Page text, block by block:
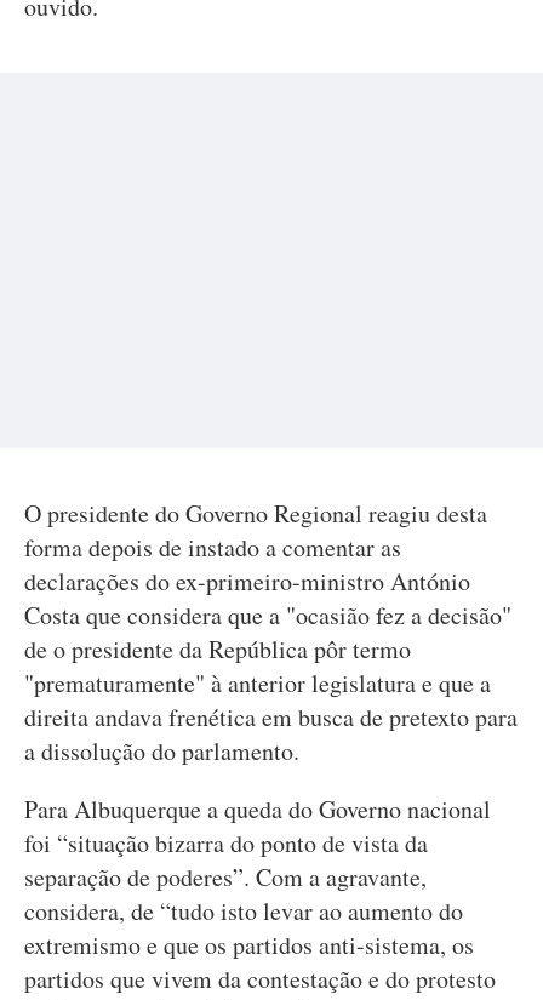
ouvido.
O presidente do Governo Regional reagiu desta
forma depois de instado a comentar as
declarações do ex-primeiro-ministro António
Costa que considera que a "ocasião fez a decisão"
de o presidente da República pôr termo
"prematuramente" à anterior legislatura e que a
direita andava frenética em busca de pretexto para
a dissolução do parlamento.
Para Albuquerque a queda do Governo nacional
foi “situação bizarra do ponto de vista da
separação de poderes”. Com a agravante,
considera, de “tudo isto levar ao aumento do
extremismo e que os partidos anti-sistema, os
partidos que vivem da contestação e do protesto